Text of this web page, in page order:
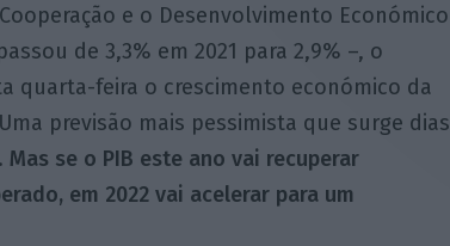
e o Desenvolvimento Económico
de 3,3% em 2021 para 2,9% –, o
quarta-feira o crescimento económico da
previsão mais pessimista que surge dias
Mas se o PIB este ano vai recuperar
em 2022 vai acelerar para um